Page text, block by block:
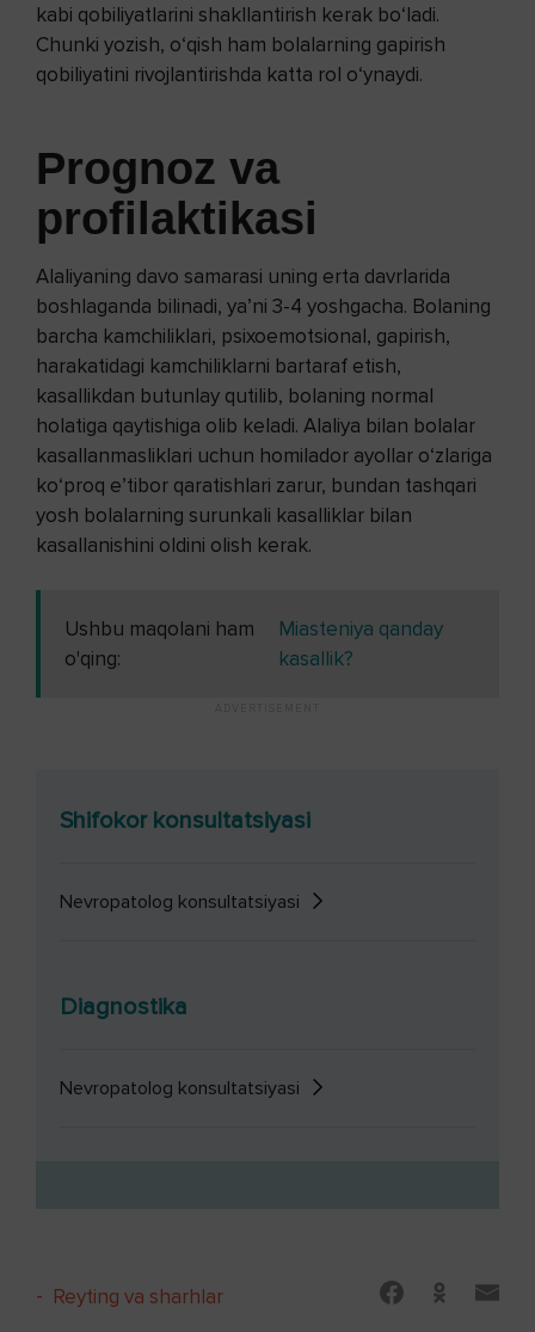
kabi qobiliyatlarini shakllantirish kerak bo‘ladi.
Chunki yozish, o‘qish ham bolalarning gapirish
qobiliyatini rivojlantirishda katta rol o‘ynaydi.
Prognoz va
profilaktikasi
Alaliyaning davo samarasi uning erta davrlarida
boshlaganda bilinadi, ya’ni 3-4 yoshgacha. Bolaning
barcha kamchiliklari, psixoemotsional, gapirish,
harakatidagi kamchiliklarni bartaraf etish,
kasallikdan butunlay qutilib, bolaning normal
holatiga qaytishiga olib keladi. Alaliya bilan bolalar
kasallanmasliklari uchun homilador ayollar o‘zlariga
ko‘proq e’tibor qaratishlari zarur, bundan tashqari
yosh bolalarning surunkali kasalliklar bilan
kasallanishini oldini olish kerak.
Ushbu maqolani ham
o'qing:
Miasteniya qanday
kasallik?
Shifokor konsultatsiyasi
Nevropatolog konsultatsiyasi
Diagnostika
Nevropatolog konsultatsiyasi
- Reyting va sharhlar